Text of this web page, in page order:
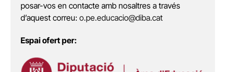
posar-vos en contacte amb nosaltres a través
d’aquest correu: o.pe.educacio@diba.cat
Espai ofert per: